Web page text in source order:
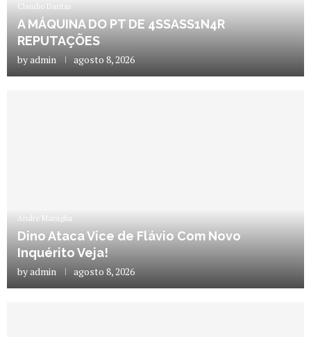
Claudio Dantas
A MÁQUINA DO PT DE 4SSASS1N4R
REPUTAÇÕES
byadmin agosto 8, 2026
Andre Marsiglia
Dino Ataca Vice de Flávio Com Novo
Inquérito Veja!
byadmin agosto 8, 2026